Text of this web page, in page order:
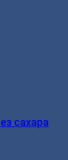
сахара